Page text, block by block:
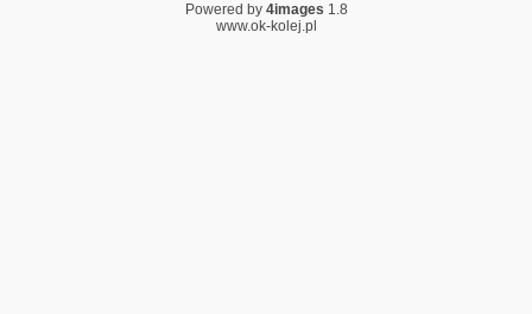
Powered by 4images 1.8
www.ok-kolej.pl